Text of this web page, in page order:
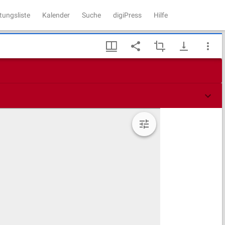
Kalender Suche digiPress Hilfe